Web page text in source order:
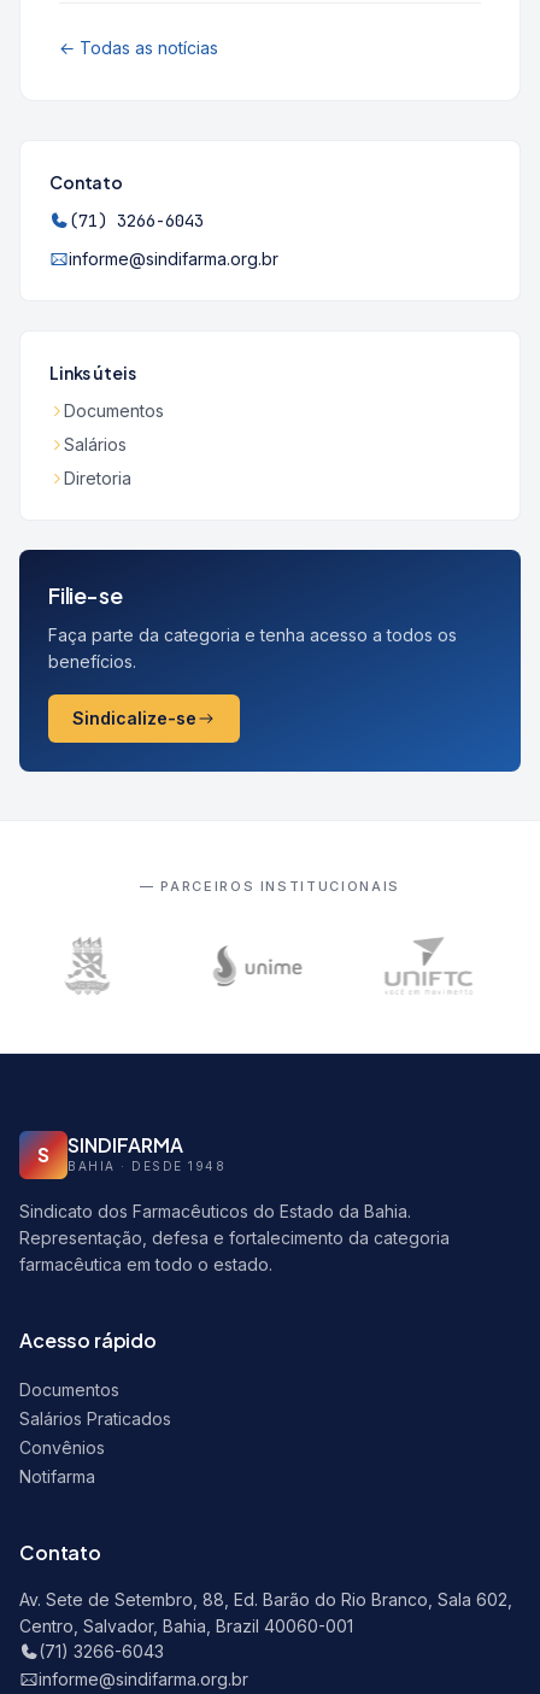
← Todas as notícias
Contato
(71) 3266-6043
informe@sindifarma.org.br
Links úteis
Documentos
Salários
Diretoria
Filie-se
Faça parte da categoria e tenha acesso a todos os
benefícios.
Sindicalize-se
— PARCEIROS INSTITUCIONAIS
S SINDIFARMA
BAHIA · DESDE 1948
Sindicato dos Farmacêuticos do Estado da Bahia.
Representação, defesa e fortalecimento da categoria
farmacêutica em todo o estado.
Acesso rápido
Documentos
Salários Praticados
Convênios
Notifarma
Contato
Av. Sete de Setembro, 88, Ed. Barão do Rio Branco, Sala 602,
Centro, Salvador, Bahia, Brazil 40060-001
(71) 3266-6043
informe@sindifarma.org.br